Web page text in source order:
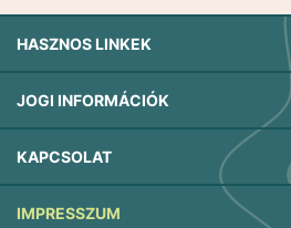
HASZNOS LINKEK
JOGI INFORMÁCIÓK
KAPCSOLAT
IMPRESSZUM